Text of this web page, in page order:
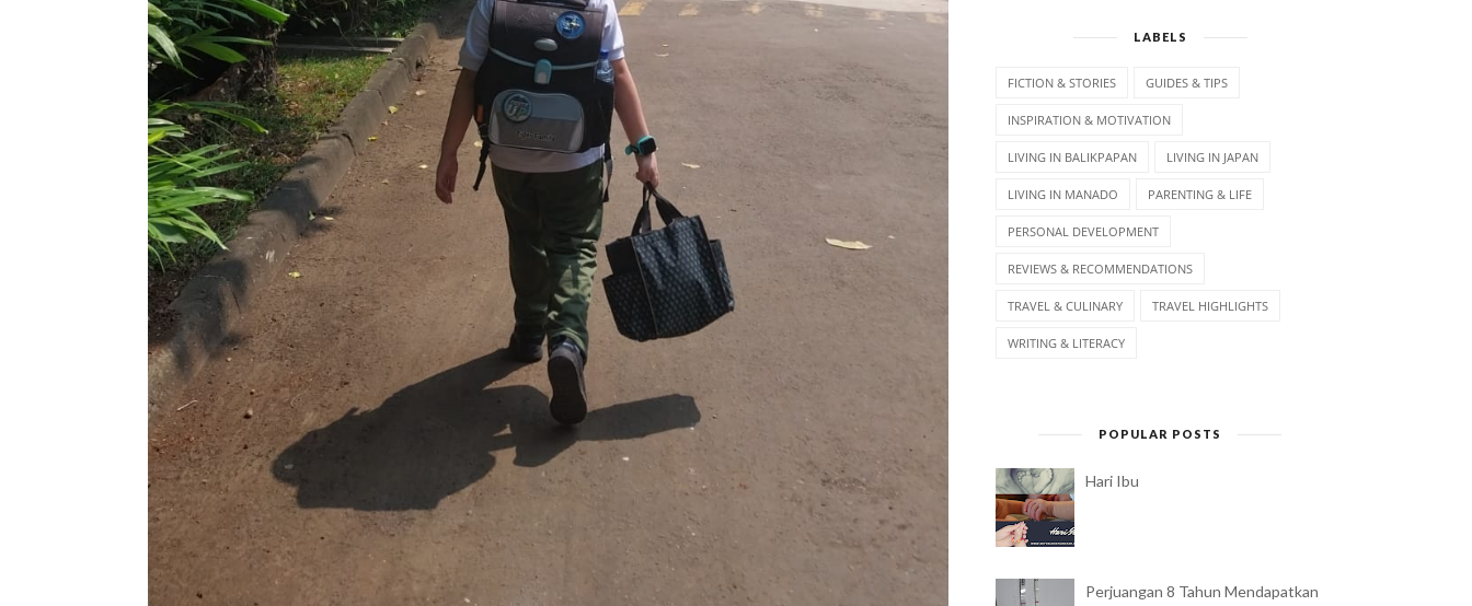
LABELS
FICTION & STORIES GUIDES & TIPS
INSPIRATION & MOTIVATION
LIVING IN BALIKPAPAN LIVING IN JAPAN
LIVING IN MANADO PARENTING & LIFE
PERSONAL DEVELOPMENT
REVIEWS & RECOMMENDATIONS
TRAVEL & CULINARY TRAVEL HIGHLIGHTS
WRITING & LITERACY
POPULAR POSTS
Hari Ibu
Perjuangan 8 Tahun Mendapatkan